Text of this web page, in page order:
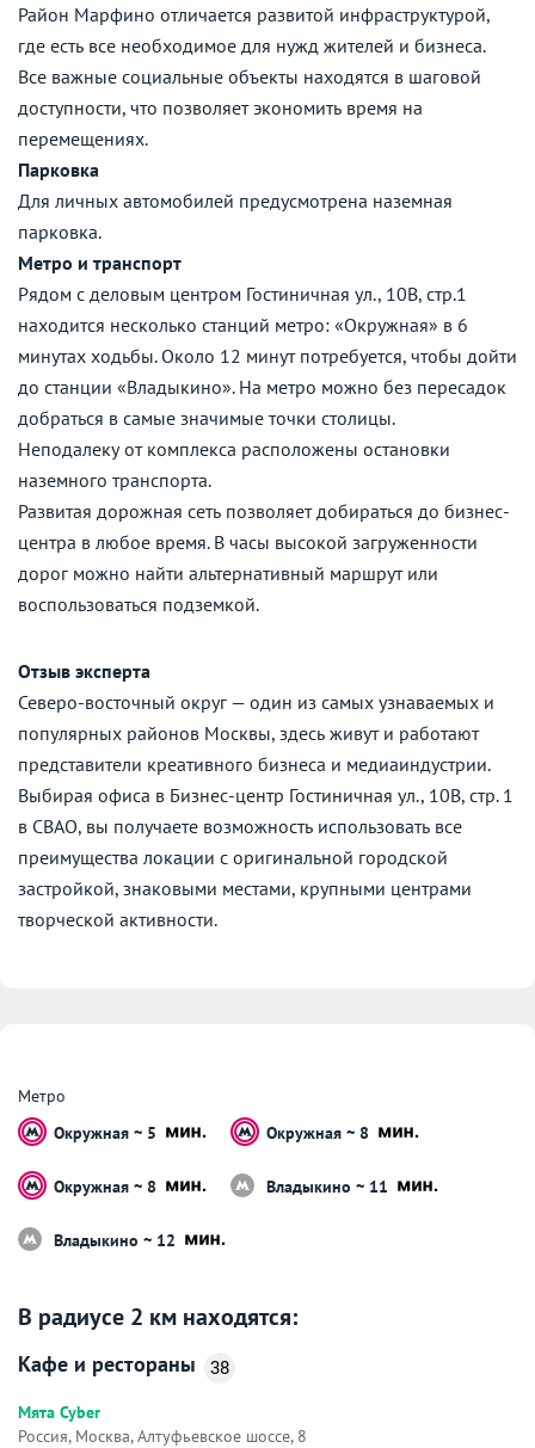
Район Марфино отличается развитой инфраструктурой,
где есть все необходимое для нужд жителей и бизнеса.
Все важные социальные объекты находятся в шаговой
доступности, что позволяет экономить время на
перемещениях.
Парковка
Для личных автомобилей предусмотрена наземная
парковка.
Метро и транспорт
Рядом с деловым центром Гостиничная ул., 10В, стр.1
находится несколько станций метро: «Окружная» в 6
минутах ходьбы. Около 12 минут потребуется, чтобы дойти
до станции «Владыкино». На метро можно без пересадок
добраться в самые значимые точки столицы.
Неподалеку от комплекса расположены остановки
наземного транспорта.
Развитая дорожная сеть позволяет добираться до бизнес-
центра в любое время. В часы высокой загруженности
дорог можно найти альтернативный маршрут или
воспользоваться подземкой.
Отзыв эксперта
Северо-восточный округ — один из самых узнаваемых и
популярных районов Москвы, здесь живут и работают
представители креативного бизнеса и медиаиндустрии.
Выбирая офиса в Бизнес-центр Гостиничная ул., 10В, стр. 1
в СВАО, вы получаете возможность использовать все
преимущества локации с оригинальной городской
застройкой, знаковыми местами, крупными центрами
творческой активности.
Метро
Окружная ~ 5
Окружная ~ 8
Окружная ~ 8 Владыкино ~ 11
Владыкино ~ 12
В радиусе 2 км находятся:
Кафе и рестораны 38
Мята Cyber
Россия, Москва, Алтуфьевское шоссе, 8